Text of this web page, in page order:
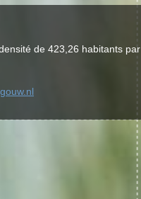
de 423,26 habitants par